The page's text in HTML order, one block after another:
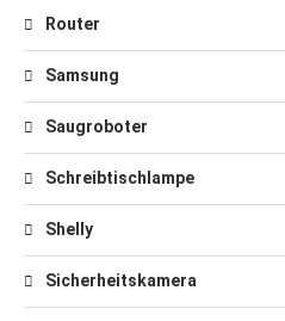
Router
Samsung
Saugroboter
Schreibtischlampe
Shelly
Sicherheitskamera